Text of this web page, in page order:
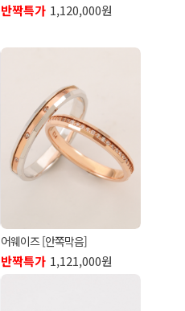
반짝특가 1,120,000원
어웨이즈 [안쪽막음]
반짝특가 1,121,000원